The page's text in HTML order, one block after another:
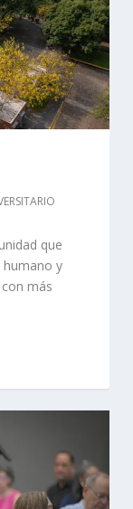
que
y
más